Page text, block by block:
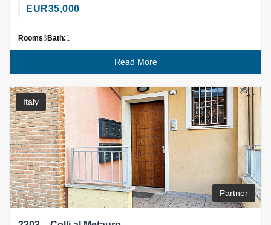
EUR35,000
Rooms3 Bath:1
Read More
Italy
Partner